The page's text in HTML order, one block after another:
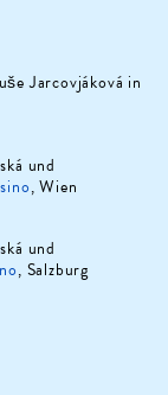
Jarcovjáková in
und
, Wien
und
, Salzburg